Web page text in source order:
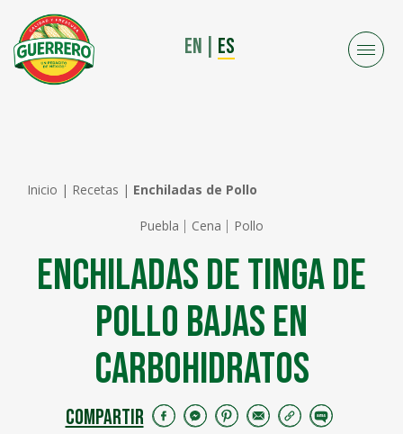
EN ES
Inicio | Recetas | Enchiladas de Pollo
Puebla Cena Pollo
Enchiladas de Tinga de
Pollo Bajas en
Carbohidratos
COMPARTIR